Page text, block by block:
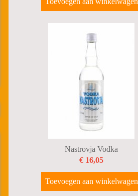
Nastrovja Vodka
€ 16,05
Toevoegen aan winkelwagen